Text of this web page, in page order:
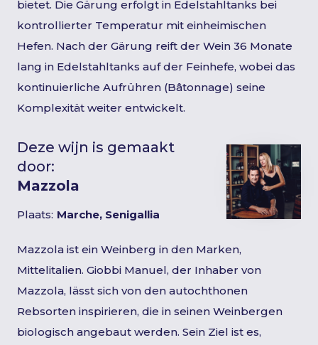
bietet. Die Gärung erfolgt in Edelstahltanks bei
kontrollierter Temperatur mit einheimischen
Hefen. Nach der Gärung reift der Wein 36 Monate
lang in Edelstahltanks auf der Feinhefe, wobei das
kontinuierliche Aufrühren (Bâtonnage) seine
Komplexität weiter entwickelt.
Deze wijn is gemaakt
door:
Mazzola
Plaats: Marche, Senigallia
Mazzola ist ein Weinberg in den Marken,
Mittelitalien. Giobbi Manuel, der Inhaber von
Mazzola, lässt sich von den autochthonen
Rebsorten inspirieren, die in seinen Weinbergen
biologisch angebaut werden. Sein Ziel ist es,